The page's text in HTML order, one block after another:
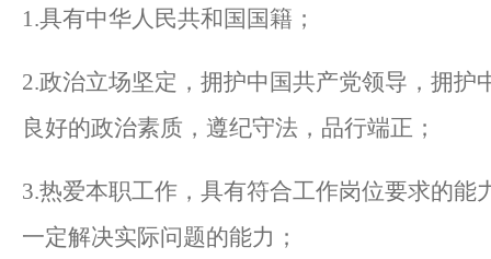
1.具有中华人民共和国国籍；
2.政治立场坚定，拥护中国共产党领导，拥护
良好的政治素质，遵纪守法，品行端正；
3.热爱本职工作，具有符合工作岗位要求的能
一定解决实际问题的能力；